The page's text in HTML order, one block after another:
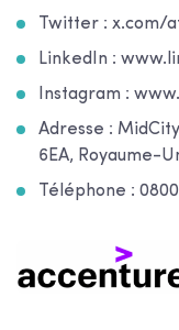
Twitter : x.com/
LinkedIn :
Instagram :
Adresse :
6EA, Royaume-
Téléphone :